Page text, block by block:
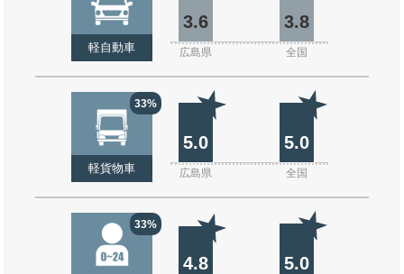
軽自動車
3.6 3.8
広島県 全国
33%
軽貨物車
5.0 5.0
広島県 全国
33%
4.8 5.0